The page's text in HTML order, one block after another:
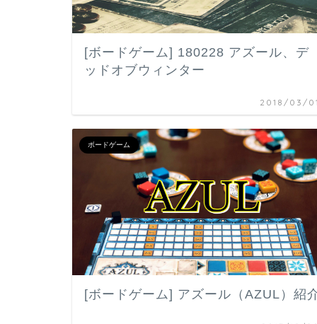
[ボードゲーム] 180228 アズール、デ
ッドオブウィンター
2018/03/01
ボードゲーム
[ボードゲーム] アズール（AZUL）紹